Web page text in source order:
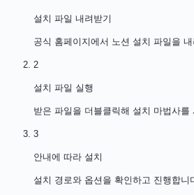
설치 파일 내려받기
공식 홈페이지에서 노션 설치 파일을
2
설치 파일 실행
받은 파일을 더블클릭해 설치 마법사를
3
안내에 따라 설치
설치 경로와 옵션을 확인하고 진행합니